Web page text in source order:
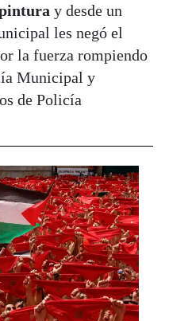
y desde un
les negó el
la fuerza rompiendo
Municipal y
de Policía